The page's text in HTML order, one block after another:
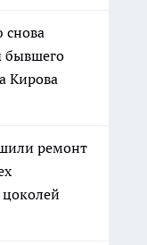
снова
бывшего
Кирова
ремонт